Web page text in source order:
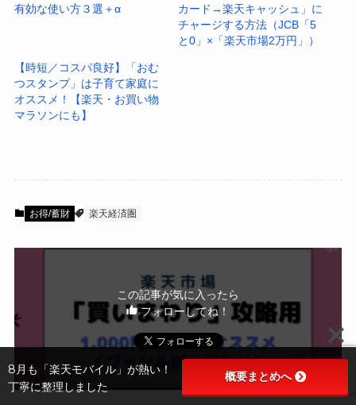
有効な使い方３選＋α
カード→楽天キャッシュ」に
チャージする方法（JCB「5
と0」×「楽天市場2万円」）
【時短／コスパ良好】「おむ
つスタンプ」は子育て家庭に
オススメ！【楽天・お買い物
マラソンにも】
お得/蓄財 楽天経済圏
この記事が気に入ったら
フォローしてね！
8月も「楽天モバイル」が熱い！
丁寧に整理しました
概要まとめへ